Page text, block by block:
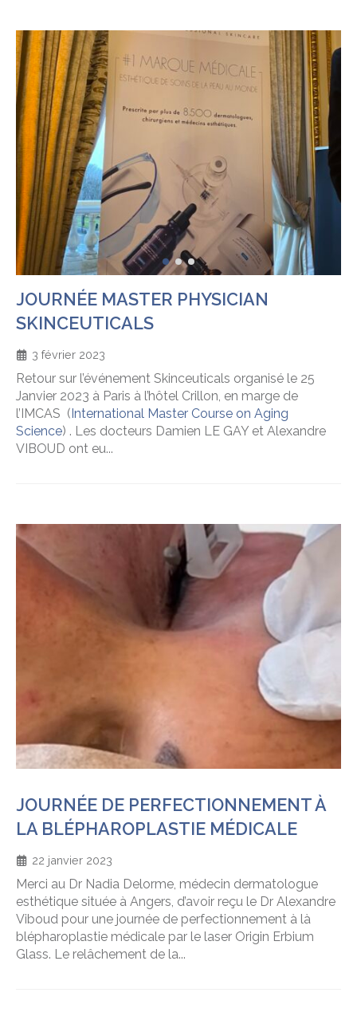
JOURNÉE MASTER PHYSICIAN
SKINCEUTICALS
3 février 2023
Retour sur l’événement Skinceuticals organisé le 25
Janvier 2023 à Paris à l’hôtel Crillon, en marge de
l’IMCAS (International Master Course on Aging
Science) . Les docteurs Damien LE GAY et Alexandre
VIBOUD ont eu...
JOURNÉE DE PERFECTIONNEMENT À
LA BLÉPHAROPLASTIE MÉDICALE
22 janvier 2023
Merci au Dr Nadia Delorme, médecin dermatologue
esthétique située à Angers, d’avoir reçu le Dr Alexandre
Viboud pour une journée de perfectionnement à là
blépharoplastie médicale par le laser Origin Erbium
Glass. Le relâchement de la...